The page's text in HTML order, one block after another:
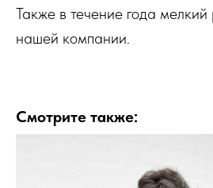
Также в течение года мелкий
нашей компании.
Смотрите также: